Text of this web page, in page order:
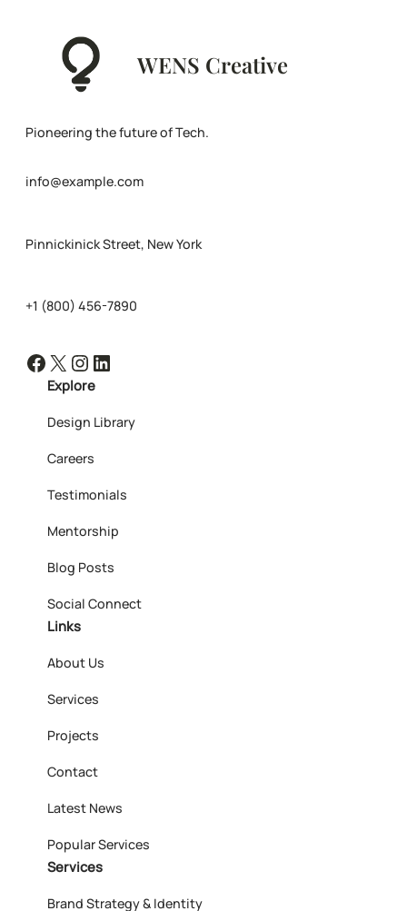
WENS Creative
Pioneering the future of Tech.
info@example.com
Pinnickinick Street, New York
+1 (800) 456-7890
Facebook X Instagram LinkedIn
Explore
Design Library
Careers
Testimonials
Mentorship
Blog Posts
Social Connect
Links
About Us
Services
Projects
Contact
Latest News
Popular Services
Services
Brand Strategy & Identity